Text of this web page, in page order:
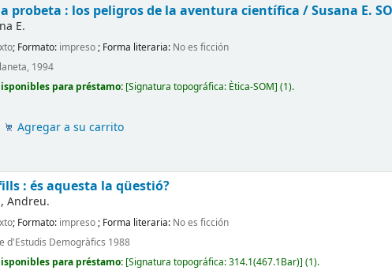
probeta : los peligros de la aventura científica /Susana E.
E.
; Formato: impreso; Forma literaria: No es ficción
1994
para préstamo: [Signatura topográfica: Ètica-SOM](1).
Agregar a su carrito
: és aquesta la qüestió?
Andreu.
; Formato: impreso; Forma literaria: No es ficción
d'Estudis Demogràfics 1988
para préstamo: [Signatura topográfica:314.1(467.1Bar)](1).